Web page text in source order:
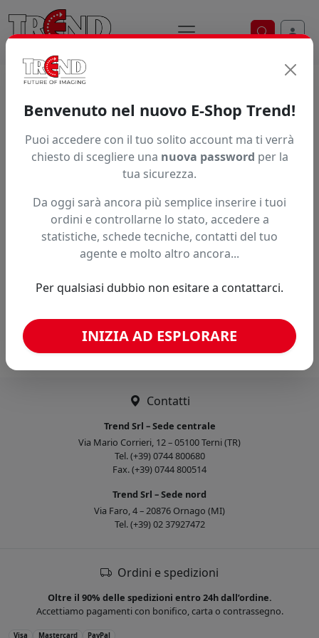
Ricerca
Articolo non trovato.
Hai trovato questo prodotto ad un prezzo più basso?
Fai una segnalazione
Confronta con articoli simili
Caricamento confronto...
Contatti
Trend Srl – Sede centrale
Via Mario Corrieri, 12 – 05100 Terni (TR)
Tel. (+39) 0744 800680
Fax. (+39) 0744 800514
Trend Srl – Sede nord
Via Faro, 4 – 20876 Ornago (MI)
Tel. (+39) 02 37927472
Ordini e spedizioni
Oltre il 90% delle spedizioni entro 24h dall’ordine.
Accettiamo pagamenti con bonifico, carta o contrassegno.
Visa Mastercard PayPal
Benvenuto nel nuovo E-Shop Trend!
Puoi accedere con il tuo solito account ma ti verrà
chiesto di scegliere una nuova password per la
tua sicurezza.
Da oggi sarà ancora più semplice inserire i tuoi
ordini e controllarne lo stato, accedere a
statistiche, schede tecniche, contatti del tuo
agente e molto altro ancora...
Per qualsiasi dubbio non esitare a contattarci.
INIZIA AD ESPLORARE